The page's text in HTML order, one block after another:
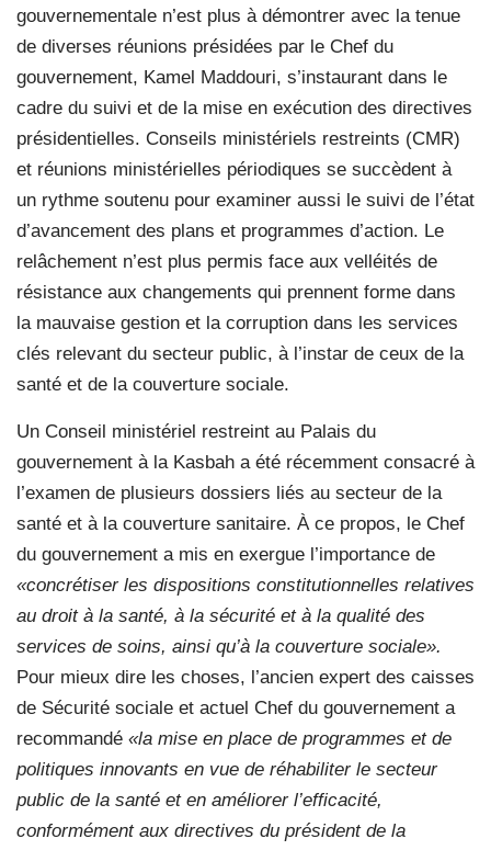
gouvernementale n’est plus à démontrer avec la tenue
de diverses réunions présidées par le Chef du
gouvernement, Kamel Maddouri, s’instaurant dans le
cadre du suivi et de la mise en exécution des directives
présidentielles. Conseils ministériels restreints (CMR)
et réunions ministérielles périodiques se succèdent à
un rythme soutenu pour examiner aussi le suivi de l’état
d’avancement des plans et programmes d’action. Le
relâchement n’est plus permis face aux velléités de
résistance aux changements qui prennent forme dans
la mauvaise gestion et la corruption dans les services
clés relevant du secteur public, à l’instar de ceux de la
santé et de la couverture sociale.
Un Conseil ministériel restreint au Palais du
gouvernement à la Kasbah a été récemment consacré à
l’examen de plusieurs dossiers liés au secteur de la
santé et à la couverture sanitaire. À ce propos, le Chef
du gouvernement a mis en exergue l’importance de
«concrétiser les dispositions constitutionnelles relatives
au droit à la santé, à la sécurité et à la qualité des
services de soins, ainsi qu’à la couverture sociale».
Pour mieux dire les choses, l’ancien expert des caisses
de Sécurité sociale et actuel Chef du gouvernement a
recommandé «la mise en place de programmes et de
politiques innovants en vue de réhabiliter le secteur
public de la santé et en améliorer l’efficacité,
conformément aux directives du président de la